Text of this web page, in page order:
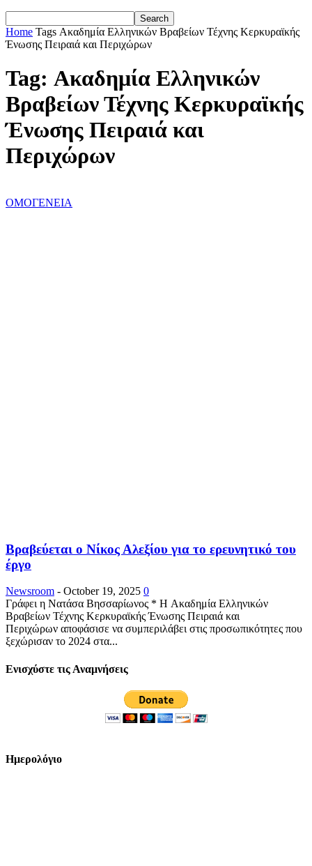
Home Tags Ακαδημία Ελληνικών Βραβείων Τέχνης Κερκυραϊκής
Ένωσης Πειραιά και Περιχώρων
Tag: Ακαδημία Ελληνικών
Βραβείων Τέχνης Κερκυραϊκής
Ένωσης Πειραιά και
Περιχώρων
ΟΜΟΓΕΝΕΙΑ
Βραβεύεται ο Νίκος Αλεξίου για το ερευνητικό του
έργο
Newsroom - October 19, 2025 0
Γράφει η Νατάσα Βησσαρίωνος * H Ακαδημία Ελληνικών
Βραβείων Τέχνης Κερκυραϊκής Ένωσης Πειραιά και
Περιχώρων αποφάσισε να συμπεριλάβει στις προσωπικότητες που
ξεχώρισαν το 2024 στα...
Ενισχύστε τις Αναμνήσεις
Ημερολόγιο